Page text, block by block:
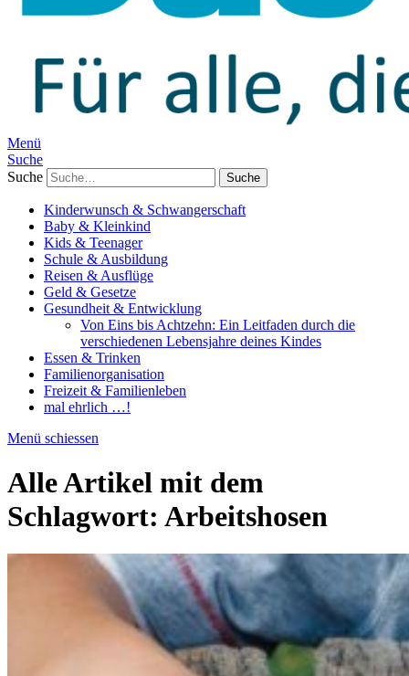
Menü
Suche
Suche
Kinderwunsch & Schwangerschaft
Baby & Kleinkind
Kids & Teenager
Schule & Ausbildung
Reisen & Ausflüge
Geld & Gesetze
Gesundheit & Entwicklung
Von Eins bis Achtzehn: Ein Leitfaden durch die
verschiedenen Lebensjahre deines Kindes
Essen & Trinken
Familienorganisation
Freizeit & Familienleben
mal ehrlich …!
Menü schiessen
Alle Artikel mit dem
Schlagwort: Arbeitshosen